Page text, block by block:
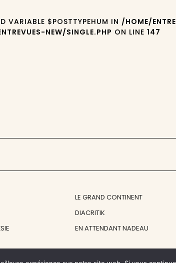
VARIABLE $POSTTYPEHUM IN /HOME/
NEW/SINGLE.PHP ON LINE147
LE GRAND CONTINENT
DIACRITIK
EN ATTENDANT NADEAU